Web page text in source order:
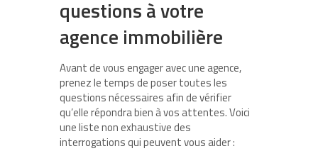
questions à votre
agence immobilière
Avant de vous engager avec une agence,
prenez le temps de poser toutes les
questions nécessaires afin de vérifier
qu’elle répondra bien à vos attentes. Voici
une liste non exhaustive des
interrogations qui peuvent vous aider :